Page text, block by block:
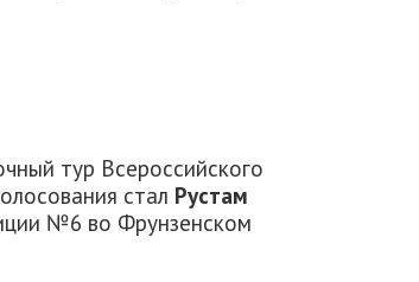
тур Всероссийского
стал Рустам
№6 во Фрунзенском